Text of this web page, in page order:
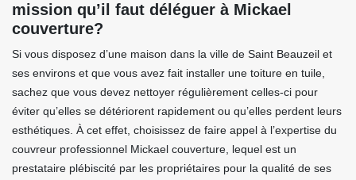
mission qu’il faut déléguer à Mickael
couverture?
Si vous disposez d’une maison dans la ville de Saint Beauzeil et
ses environs et que vous avez fait installer une toiture en tuile,
sachez que vous devez nettoyer régulièrement celles-ci pour
éviter qu’elles se détériorent rapidement ou qu’elles perdent leurs
esthétiques. À cet effet, choisissez de faire appel à l’expertise du
couvreur professionnel Mickael couverture, lequel est un
prestataire plébiscité par les propriétaires pour la qualité de ses